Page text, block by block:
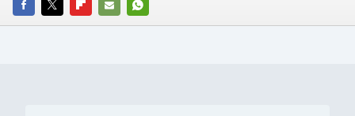
FACEBOOK
TWITTERFLIPBOARD
E-
WHATSAPP